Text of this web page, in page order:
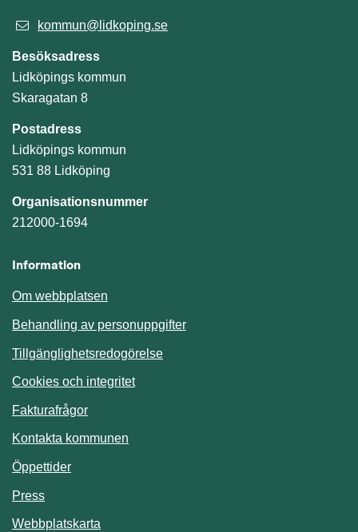
kommun@lidkoping.se
Besöksadress
Lidköpings kommun
Skaragatan 8
Postadress
Lidköpings kommun
531 88 Lidköping
Organisationsnummer
212000-1694
Information
Om webbplatsen
Behandling av personuppgifter
Tillgänglighetsredogörelse
Cookies och integritet
Fakturafrågor
Kontakta kommunen
Öppettider
Press
Webbplatskarta